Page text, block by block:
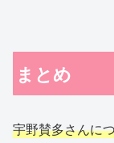
まとめ
宇野賛多さんに